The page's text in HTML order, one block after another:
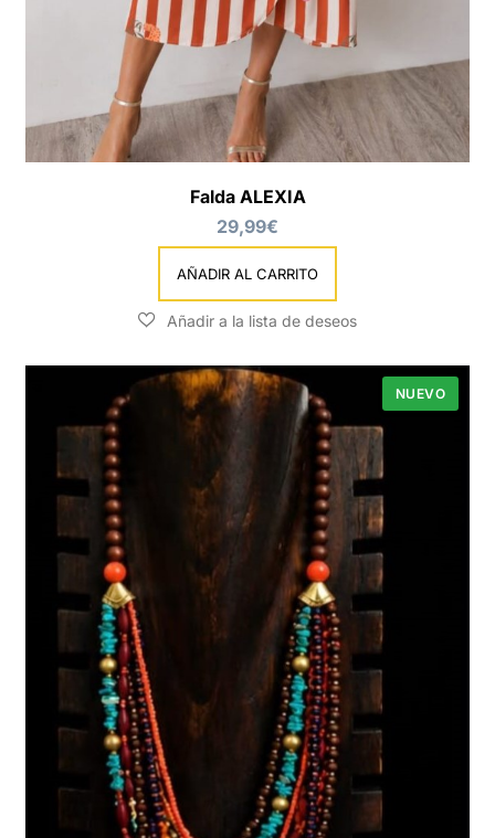
Falda ALEXIA
29,99€
AÑADIR AL CARRITO
NUEVO